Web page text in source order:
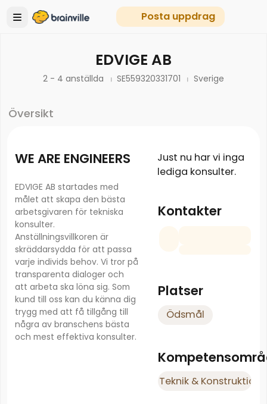
Posta uppdrag
EDVIGE AB
2 - 4 anställda SE559320331701 Sverige
Översikt
WE ARE ENGINEERS
EDVIGE AB startades med
målet att skapa den bästa
arbetsgivaren för tekniska
konsulter.
Anställningsvillkoren är
skräddarsydda för att passa
varje individs behov. Vi tror på
transparenta dialoger och
att arbeta ska löna sig. Som
kund till oss kan du känna dig
trygg med att få tillgång till
några av branschens bästa
och mest effektiva konsulter.
Just nu har vi inga
lediga konsulter.
Kontakter
Platser
Ödsmål
Teknik & Konstruktion